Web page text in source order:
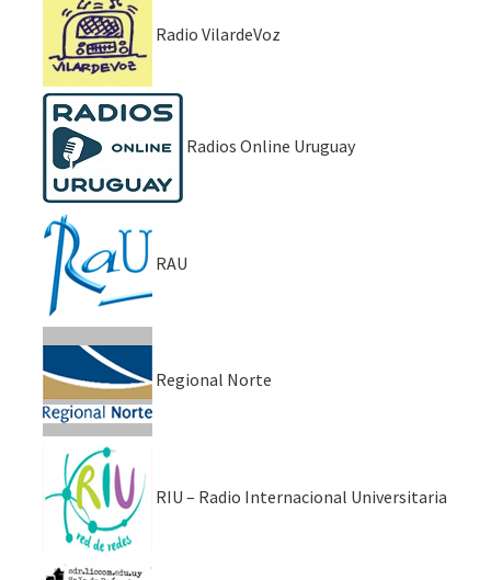
Radio VilardeVoz
Radios Online Uruguay
RAU
Regional Norte
RIU – Radio Internacional Universitaria